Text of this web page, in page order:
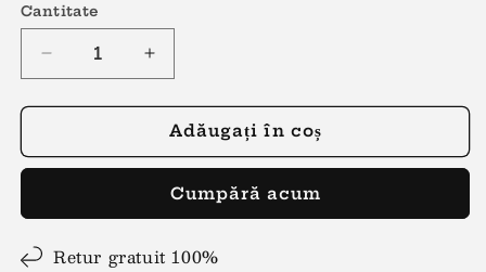
Cantitate
Reduceți
cantitatea
pentru
fulgi
argintii
Creșteți
cantitatea
pentru
Cercei
fulgi
nea
argintii
Adăugați în coș
Cumpără acum
Retur gratuit 100%